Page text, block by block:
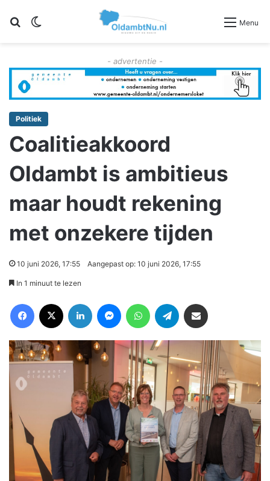
Zoeken Menu
- advertentie -
Politiek
Coalitieakkoord
Oldambt is ambitieus
maar houdt rekening
met onzekere tijden
10 juni 2026, 17:55 Aangepast op: 10 juni 2026, 17:55
In 1 minuut te lezen